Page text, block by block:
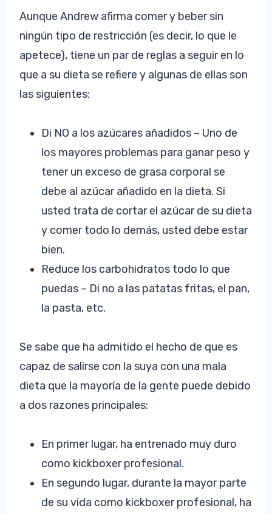
Aunque Andrew afirma comer y beber sin
ningún tipo de restricción (es decir, lo que le
apetece), tiene un par de reglas a seguir en lo
que a su dieta se refiere y algunas de ellas son
las siguientes:
Di NO a los azúcares añadidos – Uno de
los mayores problemas para ganar peso y
tener un exceso de grasa corporal se
debe al azúcar añadido en la dieta. Si
usted trata de cortar el azúcar de su dieta
y comer todo lo demás, usted debe estar
bien.
Reduce los carbohidratos todo lo que
puedas – Di no a las patatas fritas, el pan,
la pasta, etc.
Se sabe que ha admitido el hecho de que es
capaz de salirse con la suya con una mala
dieta que la mayoría de la gente puede debido
a dos razones principales:
En primer lugar, ha entrenado muy duro
como kickboxer profesional.
En segundo lugar, durante la mayor parte
de su vida como kickboxer profesional, ha